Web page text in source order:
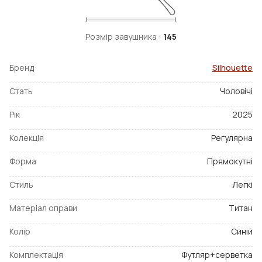
Розмір завушника : 145
Бренд Silhouette
Стать Чоловічі
Рік 2025
Колекція Регулярна
Форма Прямокутні
Стиль Легкі
Матеріал оправи Титан
Колір Синій
Комплектація Футляр+серветка